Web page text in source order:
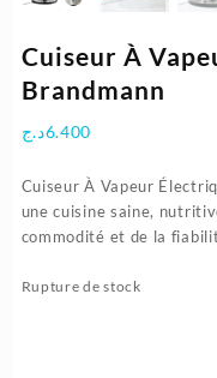
Cuiseur À
Brandmann
6.400د.ج
Cuiseur À Vapeur
une cuisine saine,
commodité et de la
Rupture de stock